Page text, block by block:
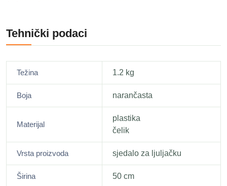
Tehnički podaci
Težina 1.2 kg
Boja narančasta
Materijal
plastika
čelik
Vrsta proizvoda sjedalo za ljuljačku
Širina 50 cm